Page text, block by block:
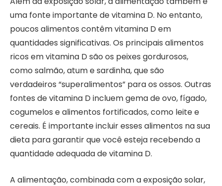
uma fonte importante de vitamina D. No entanto,
poucos alimentos contêm vitamina D em
quantidades significativas. Os principais alimentos
ricos em vitamina D são os peixes gordurosos,
como salmão, atum e sardinha, que são
verdadeiros “superalimentos” para os ossos. Outras
fontes de vitamina D incluem gema de ovo, fígado,
cogumelos e alimentos fortificados, como leite e
cereais. É importante incluir esses alimentos na sua
dieta para garantir que você esteja recebendo a
quantidade adequada de vitamina D.
A alimentação, combinada com a exposição solar,